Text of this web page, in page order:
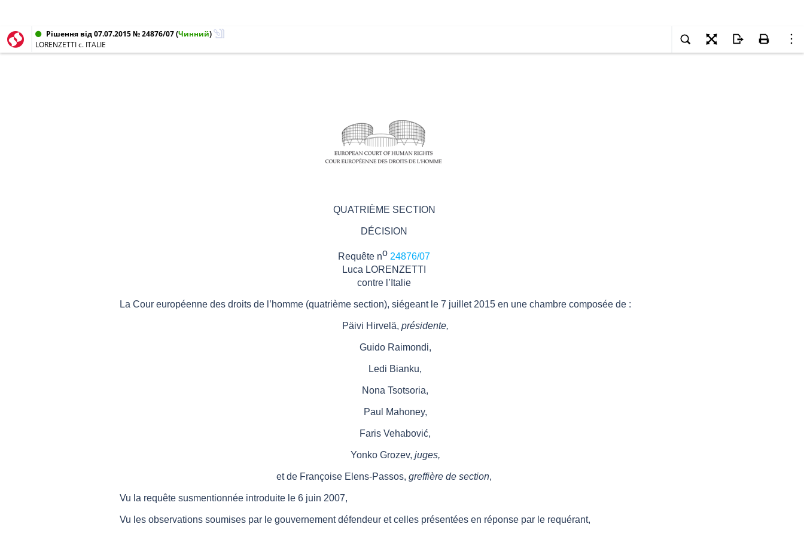
Рішення від 07.07.2015 № 24876/07(Чинний)
LORENZETTI c. ITALIE
QUATRIÈME SECTION
DÉCISION
Requête no 24876/07
Luca LORENZETTI
contre l’Italie
La Cour européenne des droits de l’homme (quatrième section), siégeant le 7 juillet 2015 en une chambre composée de :
Päivi Hirvelä, présidente,
Guido Raimondi,
Ledi Bianku,
Nona Tsotsoria,
Paul Mahoney,
Faris Vehabović,
Yonko Grozev, juges,
et de Françoise Elens-Passos, greffière de section,
Vu la requête susmentionnée introduite le 6 juin 2007,
Vu les observations soumises par le gouvernement défendeur et celles présentées en réponse par le requérant,